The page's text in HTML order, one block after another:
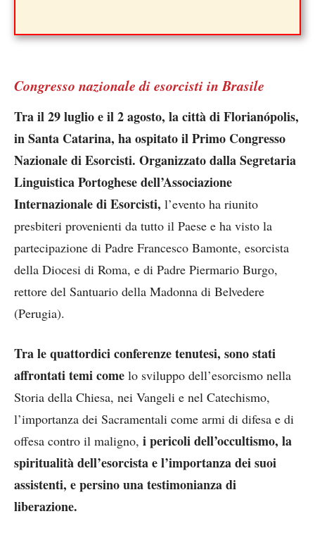
Congresso nazionale di esorcisti in Brasile
Tra il 29 luglio e il 2 agosto, la città di Florianópolis,
in Santa Catarina, ha ospitato il Primo Congresso
Nazionale di Esorcisti. Organizzato dalla Segretaria
Linguistica Portoghese dell’Associazione
Internazionale di Esorcisti, l’evento ha riunito
presbiteri provenienti da tutto il Paese e ha visto la
partecipazione di Padre Francesco Bamonte, esorcista
della Diocesi di Roma, e di Padre Piermario Burgo,
rettore del Santuario della Madonna di Belvedere
(Perugia).
Tra le quattordici conferenze tenutesi, sono stati
affrontati temi come lo sviluppo dell’esorcismo nella
Storia della Chiesa, nei Vangeli e nel Catechismo,
l’importanza dei Sacramentali come armi di difesa e di
offesa contro il maligno, i pericoli dell’occultismo, la
spiritualità dell’esorcista e l’importanza dei suoi
assistenti, e persino una testimonianza di
liberazione.